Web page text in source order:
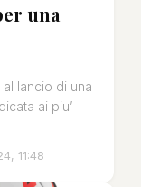
una
lancio di una
ai piu’
11:48